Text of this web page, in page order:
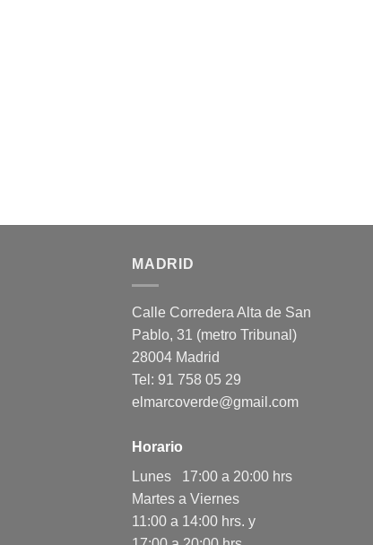
MADRID
Calle Corredera Alta de San
Pablo, 31 (metro Tribunal)
28004 Madrid
Tel: 91 758 05 29
elmarcoverde@gmail.com
Horario
Lunes 17:00 a 20:00 hrs
Martes a Viernes
11:00 a 14:00 hrs. y